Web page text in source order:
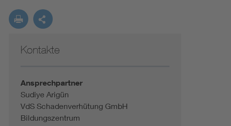
Building Services Engineering
Information and communications technology ICT
Education + profession
Kontakte
Ansprechpartner
Sudiye Arigün
VdS Schadenverhütung GmbH
Bildungszentrum